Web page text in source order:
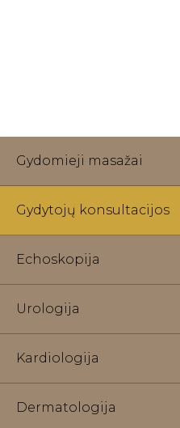
Gydomieji masažai
Gydytojų konsultacijos
Echoskopija
Urologija
Kardiologija
Dermatologija